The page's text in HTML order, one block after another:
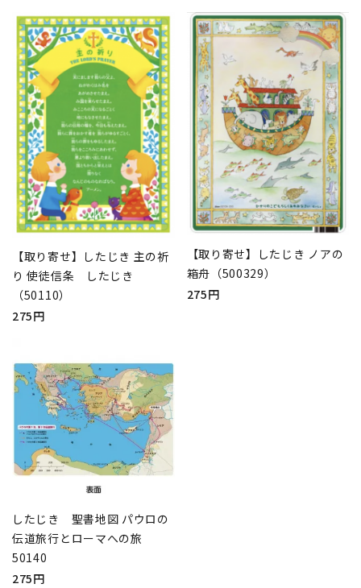
【取り寄せ】したじき 主の祈
り 使徒信条 したじき
（50110）
275円
【取り寄せ】したじき ノアの
箱舟（500329）
275円
したじき 聖書地図 パウロの
伝道旅行とローマへの旅
50140
275円